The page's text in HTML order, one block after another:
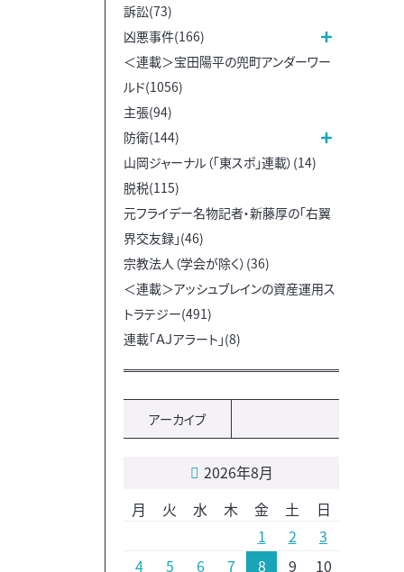
訴訟(73)
凶悪事件(166)
＜連載＞宝田陽平の兜町アンダーワー
ルド(1056)
主張(94)
防衛(144)
山岡ジャーナル（「東スポ」連載）(14)
脱税(115)
元フライデー名物記者・新藤厚の「右翼
界交友録」(46)
宗教法人（学会が除く）(36)
＜連載＞アッシュブレインの資産運用ス
トラテジー(491)
連載「ＡＪアラート」(8)
アーカイブ
2026年8月
月
火 水 木 金 土
日
1
2
3
4
5 6 7 8 9 10